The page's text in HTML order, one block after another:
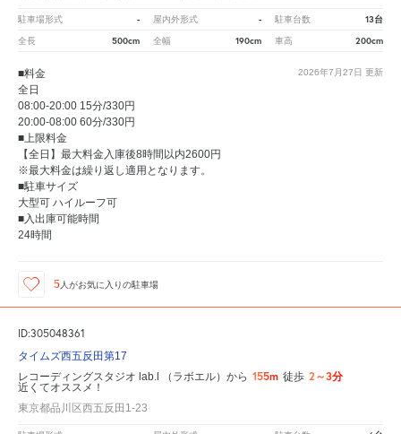
駐車場形式 - 屋内外形式 - 駐車台数 13台
全長 500cm 全幅 190cm 車高 200cm
2026年7月27日 更新
■料金
全日
08:00-20:00 15分/330円
20:00-08:00 60分/330円
■上限料金
【全日】最大料金入庫後8時間以内2600円
※最大料金は繰り返し適用となります。
■駐車サイズ
大型可 ハイルーフ可
■入出庫可能時間
24時間
5人がお気に入りの駐車場
ID:305048361
タイムズ西五反田第17
レコーディングスタジオ lab.l （ラボエル）から 155m 徒歩 2～3分
近くてオススメ！
東京都品川区西五反田1-23